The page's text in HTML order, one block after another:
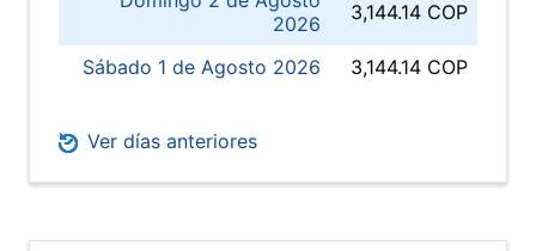
2026
3,144.14 COP
Sábado 1 de Agosto 2026 3,144.14 COP
Ver días anteriores